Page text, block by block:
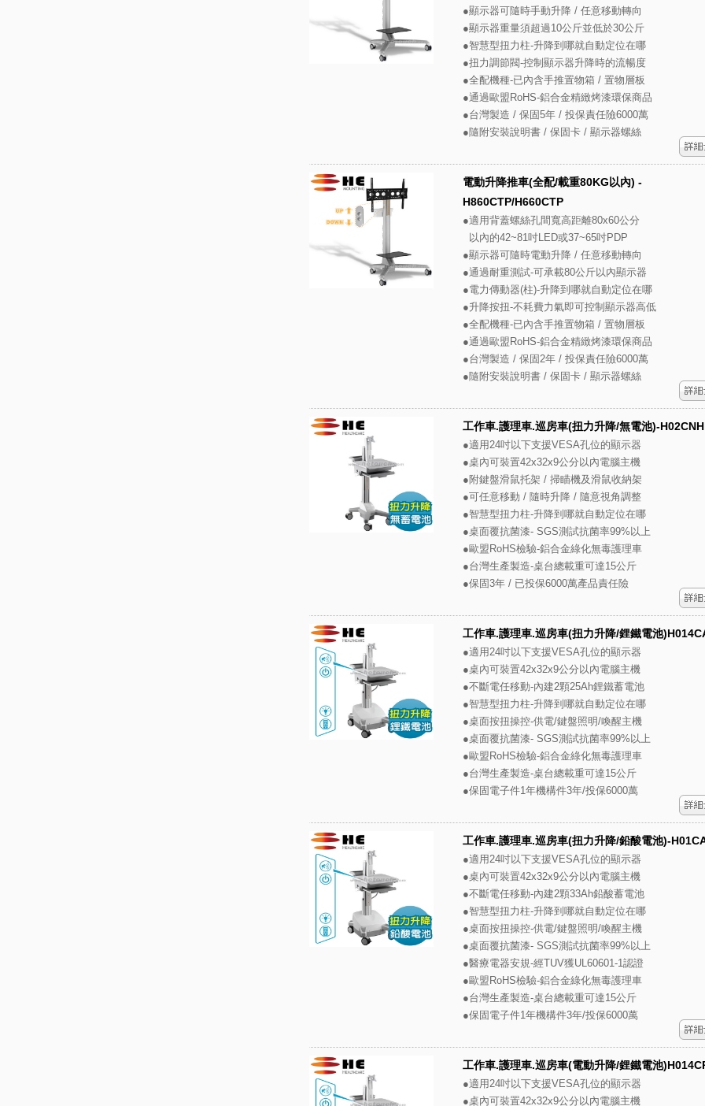
●顯示器可隨時手動升降 / 任意移動轉向
●顯示器重量須超過10公斤並低於30公斤
●智慧型扭力柱-升降到哪就自動定位在哪
●扭力調節閥-控制顯示器升降時的流暢度
●全配機種-已內含手推置物箱 / 置物層板
●通過歐盟RoHS-鋁合金精緻烤漆環保商品
●台灣製造 / 保固5年 / 投保責任險6000萬
●隨附安裝說明書 / 保固卡 / 顯示器螺絲
電動升降推車(全配/載重80KG以內) -
H860CTP/H660CTP
●適用背蓋螺絲孔間寬高距離80x60公分
以內的42~81吋LED或37~65吋PDP
●顯示器可隨時電動升降 / 任意移動轉向
●通過耐重測試-可承載80公斤以內顯示器
●電力傳動器(柱)-升降到哪就自動定位在哪
●升降按扭-不耗費力氣即可控制顯示器高低
●全配機種-已內含手推置物箱 / 置物層板
●通過歐盟RoHS-鋁合金精緻烤漆環保商品
●台灣製造 / 保固2年 / 投保責任險6000萬
●隨附安裝說明書 / 保固卡 / 顯示器螺絲
工作車.護理車.巡房車(扭力升降/無電池)-H02CNH
●適用24吋以下支援VESA孔位的顯示器
●桌內可裝置42x32x9公分以內電腦主機
●附鍵盤滑鼠托架 / 掃瞄機及滑鼠收納架
●可任意移動 / 隨時升降 / 隨意視角調整
●智慧型扭力柱-升降到哪就自動定位在哪
●桌面覆抗菌漆- SGS測試抗菌率99%以上
●歐盟RoHS檢驗-鋁合金綠化無毒護理車
●台灣生產製造-桌台總載重可達15公斤
●保固3年 / 已投保6000萬產品責任險
工作車.護理車.巡房車(扭力升降/鋰鐵電池
●適用24吋以下支援VESA孔位的顯示器
●桌內可裝置42x32x9公分以內電腦主機
●不斷電任移動-內建2顆25Ah鋰鐵蓄電池
●智慧型扭力柱-升降到哪就自動定位在哪
●桌面按扭操控-供電/鍵盤照明/喚醒主機
●桌面覆抗菌漆- SGS測試抗菌率99%以上
●歐盟RoHS檢驗-鋁合金綠化無毒護理車
●台灣生產製造-桌台總載重可達15公斤
●保固電子件1年機構件3年/投保6000萬
工作車.護理車.巡房車(扭力升降/鉛酸電池)-
●適用24吋以下支援VESA孔位的顯示器
●桌內可裝置42x32x9公分以內電腦主機
●不斷電任移動-內建2顆33Ah鉛酸蓄電池
●智慧型扭力柱-升降到哪就自動定位在哪
●桌面按扭操控-供電/鍵盤照明/喚醒主機
●桌面覆抗菌漆- SGS測試抗菌率99%以上
●醫療電器安規-經TUV獲UL60601-1認證
●歐盟RoHS檢驗-鋁合金綠化無毒護理車
●台灣生產製造-桌台總載重可達15公斤
●保固電子件1年機構件3年/投保6000萬
工作車.護理車.巡房車(電動升降/鋰鐵電池
●適用24吋以下支援VESA孔位的顯示器
●桌內可裝置42x32x9公分以內電腦主機